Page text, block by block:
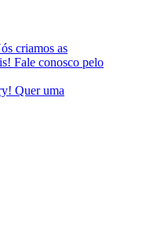
Quer uma